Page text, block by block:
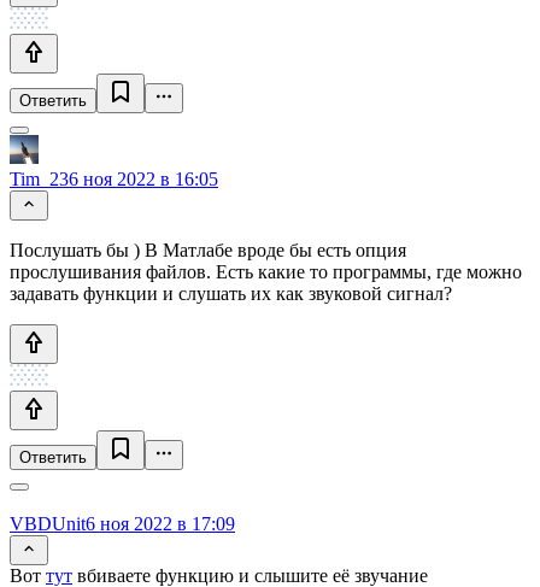
Ответить
Tim_236 ноя 2022 в 16:05
Послушать бы ) В Матлабе вроде бы есть опция
прослушивания файлов. Есть какие то программы, где можно
задавать функции и слушать их как звуковой сигнал?
Ответить
VBDUnit6 ноя 2022 в 17:09
Вот тут вбиваете функцию и слышите её звучание